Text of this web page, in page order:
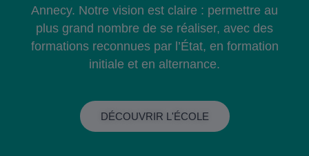
Annecy. Notre vision est claire : permettre au
plus grand nombre de se réaliser, avec des
formations reconnues par l’État, en formation
initiale et en alternance.
DÉCOUVRIR L'ÉCOLE